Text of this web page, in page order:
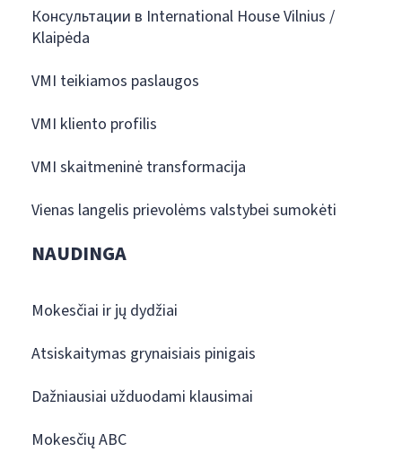
Консультации в International House Vilnius /
Klaipėda
VMI teikiamos paslaugos
VMI kliento profilis
VMI skaitmeninė transformacija
Vienas langelis prievolėms valstybei sumokėti
NAUDINGA
Mokesčiai ir jų dydžiai
Atsiskaitymas grynaisiais pinigais
Dažniausiai užduodami klausimai
Mokesčių ABC